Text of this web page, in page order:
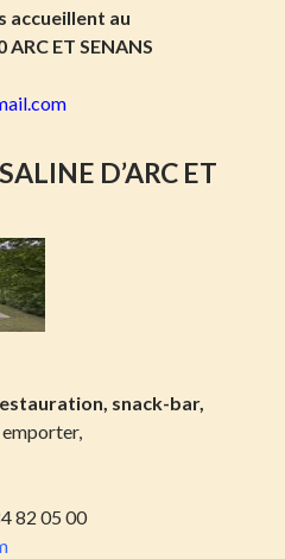
accueillent au
ARC ET SENANS
D’ARC ET
snack-bar,
emporter,
82 05 00